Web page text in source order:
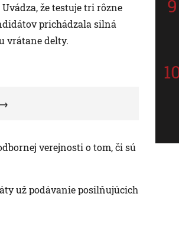
že testuje tri rôzne
prichádzala silná
vrátane delty.
verejnosti o tom, či sú
už podávanie posilňujúcich